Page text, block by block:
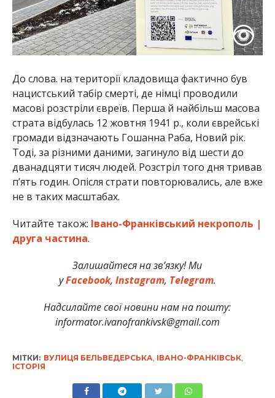
До слова. на території кладовища фактично був
нацистський табір смерті, де німці проводили
масові розстріли євреїв. Перша й найбільш масова
страта відбулась 12 жовтня 1941 р., коли єврейські
громади відзначають Гошанна Раба, Новий рік.
Тоді, за різними даними, загинуло від шести до
дванадцяти тисяч людей. Розстріл того дня тривав
п’ять годин. Опісля страти повторювались, але вже
не в таких масштабах.
Читайте також: Івано-Франківський некрополь |
друга частина.
Залишайтеся на зв’язку! Ми
уFacebook, Instagram, Telegram.
Надсилайте свої новини нам на пошту:
informator.ivanofrankivsk@gmail.com
МІТКИ: ВУЛИЦЯ БЕЛЬВЕДЕРСЬКА, ІВАНО-ФРАНКІВСЬК,
ІСТОРІЯ